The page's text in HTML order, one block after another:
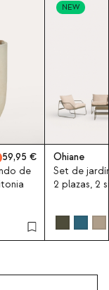
59,95
de
NEW
Ohiane
Set de
2 plazas, 2